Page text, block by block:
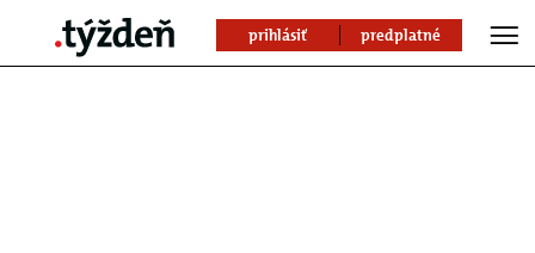
prihlásiť predplatné